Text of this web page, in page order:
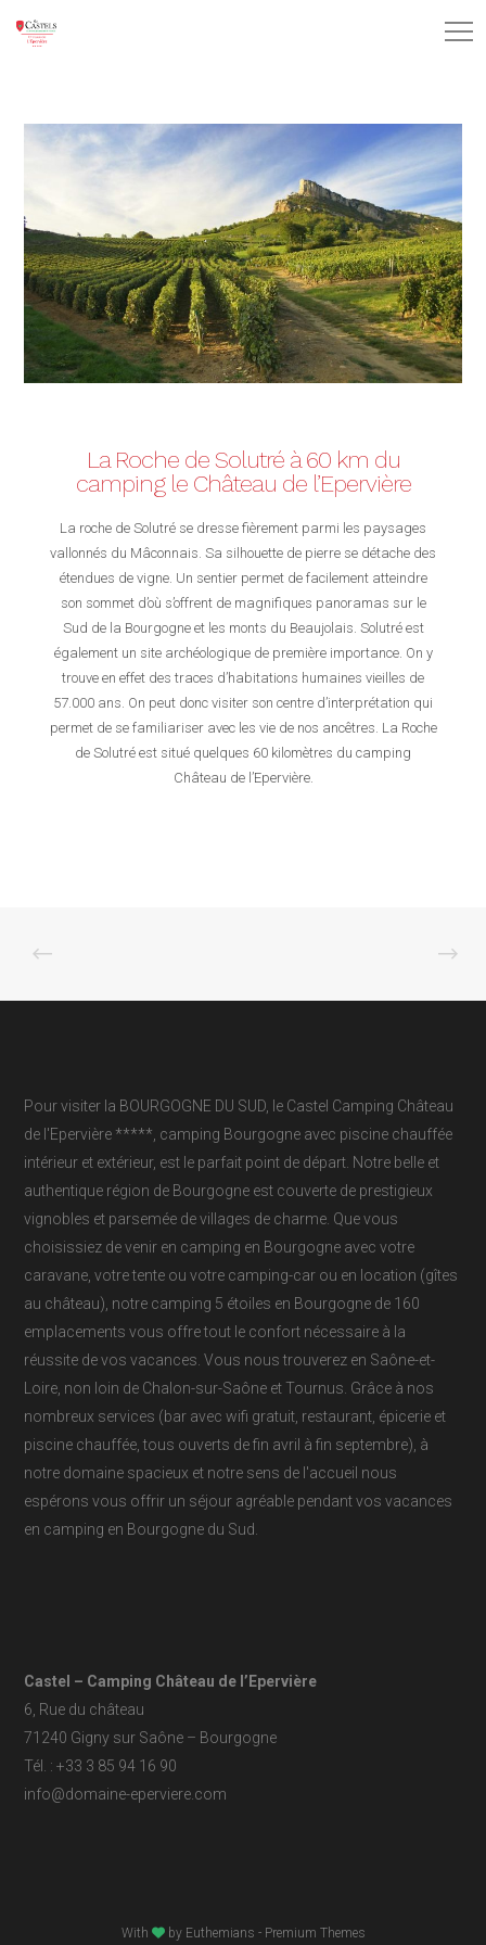
La Roche de Solutré à 60 km du
camping le Château de l’Epervière
La roche de Solutré se dresse fièrement parmi les paysages
vallonnés du Mâconnais. Sa silhouette de pierre se détache des
étendues de vigne. Un sentier permet de facilement atteindre
son sommet d’où s’offrent de magnifiques panoramas sur le
Sud de la Bourgogne et les monts du Beaujolais. Solutré est
également un site archéologique de première importance. On y
trouve en effet des traces d’habitations humaines vieilles de
57.000 ans. On peut donc visiter son centre d’interprétation qui
permet de se familiariser avec les vie de nos ancêtres. La Roche
de Solutré est situé quelques 60 kilomètres du camping
Château de l’Epervière.
Pour visiter la BOURGOGNE DU SUD, le Castel Camping Château
de l'Epervière *****, camping Bourgogne avec piscine chauffée
intérieur et extérieur, est le parfait point de départ. Notre belle et
authentique région de Bourgogne est couverte de prestigieux
vignobles et parsemée de villages de charme. Que vous
choisissiez de venir en camping en Bourgogne avec votre
caravane, votre tente ou votre camping-car ou en location (gîtes
au château), notre camping 5 étoiles en Bourgogne de 160
emplacements vous offre tout le confort nécessaire à la
réussite de vos vacances. Vous nous trouverez en Saône-et-
Loire, non loin de Chalon-sur-Saône et Tournus. Grâce à nos
nombreux services (bar avec wifi gratuit, restaurant, épicerie et
piscine chauffée, tous ouverts de fin avril à fin septembre), à
notre domaine spacieux et notre sens de l'accueil nous
espérons vous offrir un séjour agréable pendant vos vacances
en camping en Bourgogne du Sud.
Castel – Camping Château de l’Epervière
6, Rue du château
71240 Gigny sur Saône – Bourgogne
Tél. : +33 3 85 94 16 90
info@domaine-eperviere.com
With by Euthemians - Premium Themes